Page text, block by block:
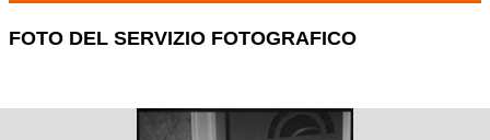
FOTO DEL SERVIZIO FOTOGRAFICO